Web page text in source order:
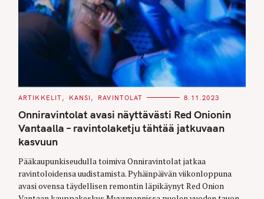
C
T
E
G
O
R
I
S
ARTIKKELIT KANSI RAVINTOLAT 8.11.2023
Onniravintolat avasi näyttävästi Red Onionin
Vantaalla – ravintolaketju tähtää jatkuvaan
kasvuun
Pääkaupunkiseudulla toimiva Onniravintolat jatkaa
ravintoloidensa uudistamista. Pyhäinpäivän viikonloppuna
avasi ovensa täydellisen remontin läpikäynyt Red Onion